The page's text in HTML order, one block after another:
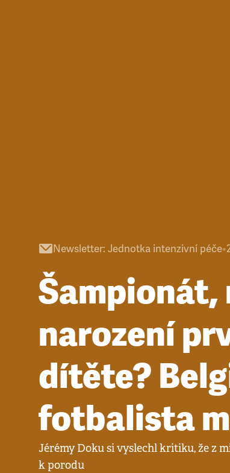
Newsletter: Jednotka intenzivní péče•
Šampionát,
narození
dítěte?
fotbalista
Jérémy Doku si vyslechl kritiku, že z
k porodu